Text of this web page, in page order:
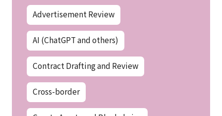
Advertisement Review
AI (ChatGPT and others)
Contract Drafting and Review
Cross-border